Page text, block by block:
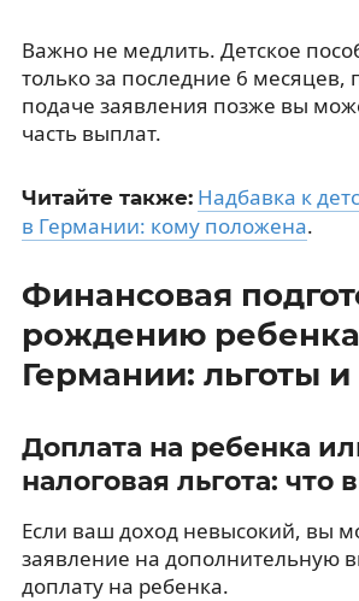
Важно не медлить. Детское
только за последние 6 месяцев,
подаче заявления позже вы
часть выплат.
Читайте также: Надбавка к
в Германии: кому положена.
Финансовая
рождению
Германии: льготы
Доплата на ребенка
налоговая льгота: что
Если ваш доход невысокий, вы
заявление на дополнительную
доплату на ребенка.